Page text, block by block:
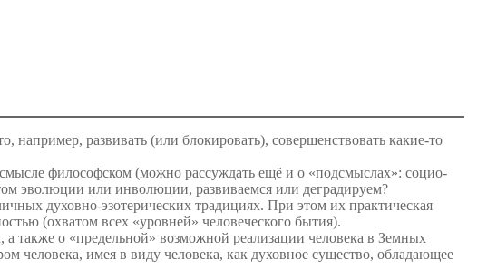
например, развивать (или блокировать), совершенствовать какие-то
философском (можно рассуждать ещё и о «подсмыслах»: социо-
эволюции или инволюции, развиваемся или деградируем?
духовно-эзотерических традициях. При этом их практическая
(охватом всех «уровней» человеческого бытия).
также о «предельной» возможной реализации человека в Земных
человека, имея в виду человека, как духовное существо, обладающее